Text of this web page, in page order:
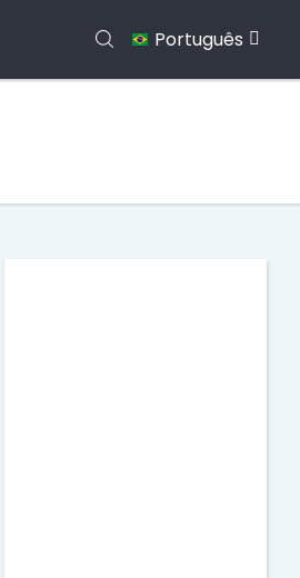
Português